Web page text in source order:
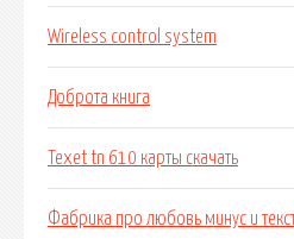
Wireless control system
Доброта книга
Texet tn 610 карты скачать
Фабрика про любовь минус и